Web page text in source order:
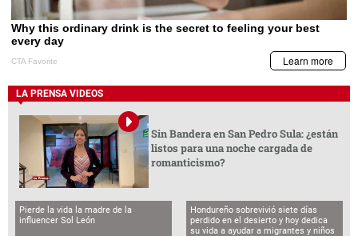
LA PRENSA VIDEOS
Sin Bandera en San Pedro Sula: ¿están
listos para una noche cargada de
romanticismo?
Pierde la vida la madre de la
influencer Sol León
Hondureño sobrevivió siete días
perdido en el desierto y hoy dedica
su vida a ayudar a migrantes y niños